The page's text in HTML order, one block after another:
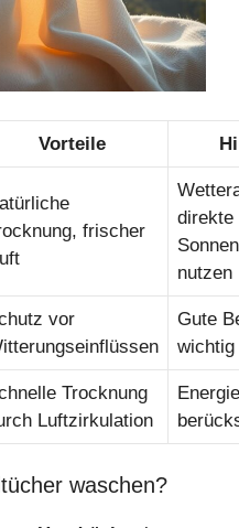
Vorteile
frischer
direkte
nutzen
vor
Gute
wichtig
Trocknung
Luftzirkulation
waschen?